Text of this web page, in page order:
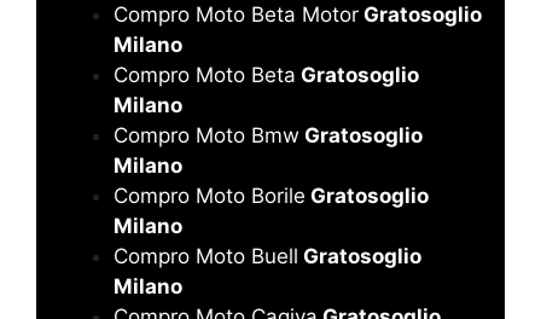
Compro Moto Beta Motor Gratosoglio
Milano
Compro Moto Beta Gratosoglio
Milano
Compro Moto Bmw Gratosoglio
Milano
Compro Moto Borile Gratosoglio
Milano
Compro Moto Buell Gratosoglio
Milano